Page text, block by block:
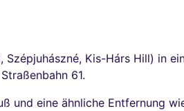
Kis-Hárs Hill) in
61.
und eine ähnliche Entfernung